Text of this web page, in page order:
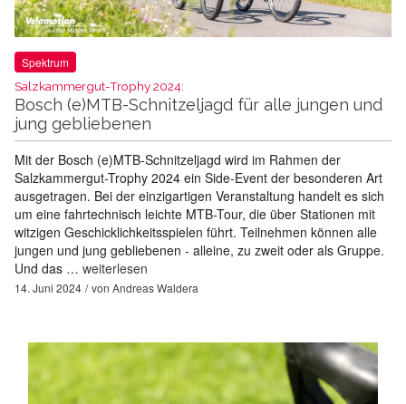
Spektrum
Salzkammergut-Trophy 2024:
Bosch (e)MTB-Schnitzeljagd für alle jungen und
jung gebliebenen
Mit der Bosch (e)MTB-Schnitzeljagd wird im Rahmen der
Salzkammergut-Trophy 2024 ein Side-Event der besonderen Art
ausgetragen. Bei der einzigartigen Veranstaltung handelt es sich
um eine fahrtechnisch leichte MTB-Tour, die über Stationen mit
witzigen Geschicklichkeitsspielen führt. Teilnehmen können alle
jungen und jung gebliebenen - alleine, zu zweit oder als Gruppe.
Und das … weiterlesen
14. Juni 2024 von Andreas Waldera